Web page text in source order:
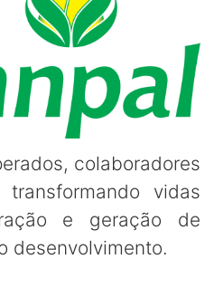
colaboradores
vidas
e geração de
desenvolvimento.